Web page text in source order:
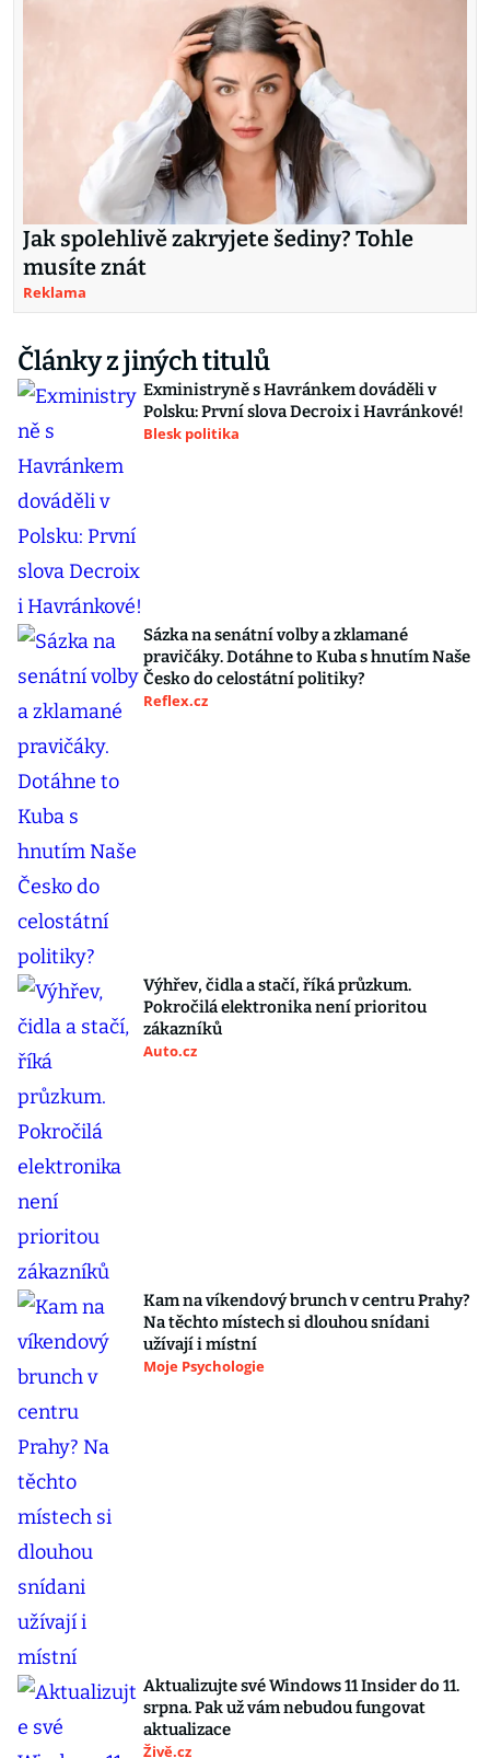
Jak spolehlivě zakryjete šediny? Tohle
musíte znát
Reklama
Články z jiných titulů
Exministryně s Havránkem dováděli v
Polsku: První slova Decroix i Havránkové!
Blesk politika
Sázka na senátní volby a zklamané
pravičáky. Dotáhne to Kuba s hnutím Naše
Česko do celostátní politiky?
Reflex.cz
Výhřev, čidla a stačí, říká průzkum.
Pokročilá elektronika není prioritou
zákazníků
Auto.cz
Kam na víkendový brunch v centru Prahy?
Na těchto místech si dlouhou snídani
užívají i místní
Moje Psychologie
Aktualizujte své Windows 11 Insider do 11.
srpna. Pak už vám nebudou fungovat
aktualizace
Živě.cz